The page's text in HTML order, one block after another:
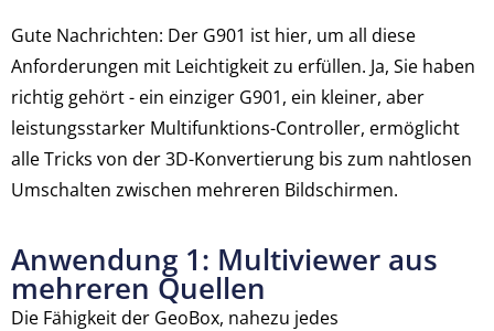
Gute Nachrichten: Der G901 ist hier, um all diese
Anforderungen mit Leichtigkeit zu erfüllen. Ja, Sie haben
richtig gehört - ein einziger G901, ein kleiner, aber
leistungsstarker Multifunktions-Controller, ermöglicht
alle Tricks von der 3D-Konvertierung bis zum nahtlosen
Umschalten zwischen mehreren Bildschirmen.
Anwendung 1: Multiviewer aus
mehreren Quellen
Die Fähigkeit der GeoBox, nahezu jedes